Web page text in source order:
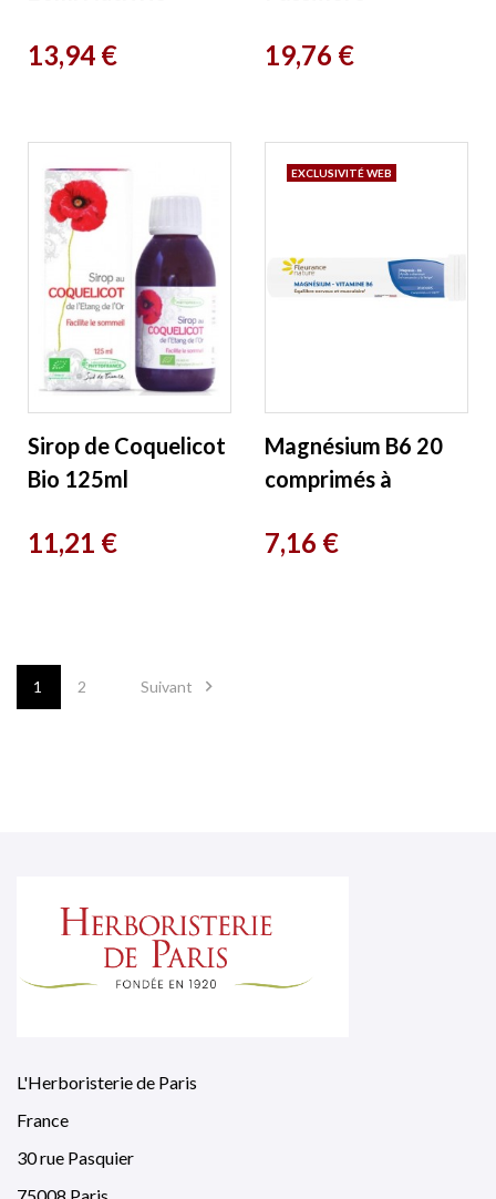
Prix
13,94 €
20 ampoules de
Prix
19,76 €
Sirop de Coquelicot
Bio 125ml
Prix
11,21 €
Magnésium B6 20
comprimés à
Nature
Prix
7,16 €
EXCLUSIVITÉ WEB
1 2 Suivant 
L'Herboristerie de Paris
France
30 rue Pasquier
75008 Paris